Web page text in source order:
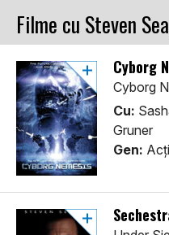
Filme cu Steven
Cyborg
Cyborg
Cu:
Gruner
Gen: